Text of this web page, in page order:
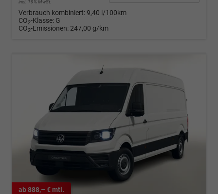
incl. 19% MwSt.
Verbrauch kombiniert:9,40 l/100km
CO2-Klasse: G
CO2-Emissionen: 247,00 g/km
ab 888,– € mtl.